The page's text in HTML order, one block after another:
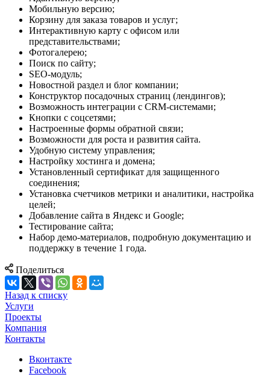
Мобильную версию;
Корзину для заказа товаров и услуг;
Интерактивную карту с офисом или
представительствами;
Фотогалерею;
Поиск по сайту;
SEO-модуль;
Новостной раздел и блог компании;
Конструктор посадочных страниц (лендингов);
Возможность интеграции с CRM-системами;
Кнопки с соцсетями;
Настроенные формы обратной связи;
Возможности для роста и развития сайта.
Удобную систему управления;
Настройку хостинга и домена;
Установленный сертификат для защищенного
соединения;
Установка счетчиков метрики и аналитики, настройка
целей;
Добавление сайта в Яндекс и Google;
Тестирование сайта;
Набор демо-материалов, подробную документацию и
поддержку в течение 1 года.
Поделиться
Назад к списку
Услуги
Проекты
Компания
Контакты
Вконтакте
Facebook